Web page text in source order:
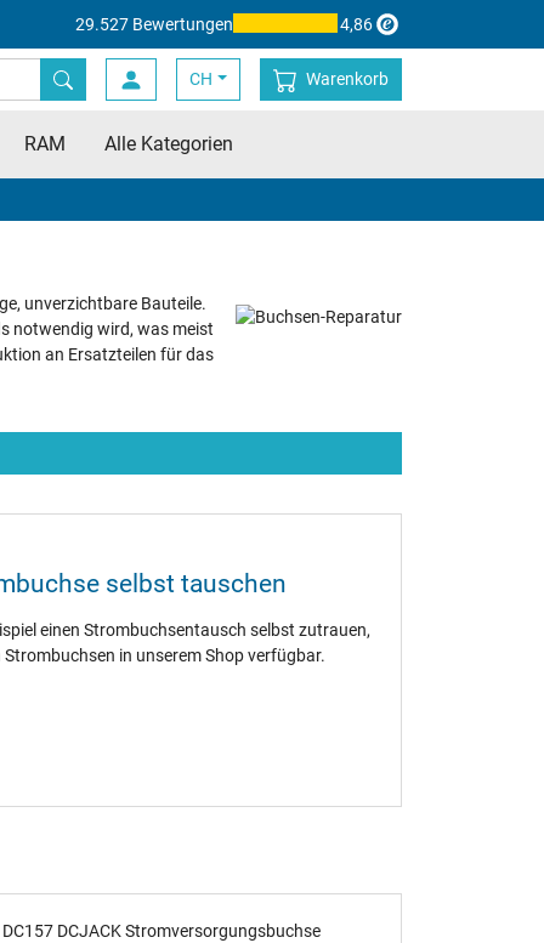
29.527 Bewertungen 4,86
CH Warenkorb
RAM Alle Kategorien
unverzichtbare Bauteile.
notwendig wird, was meist
an Ersatzteilen für das
selbst tauschen
einen Strombuchsentausch selbst zutrauen,
in unserem Shop verfügbar.
DC157 DCJACK Stromversorgungsbuchse